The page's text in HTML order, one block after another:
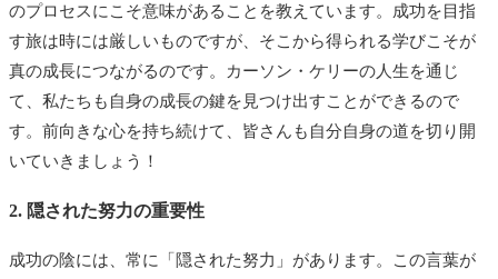
のプロセスにこそ意味があることを教えています。成功を目指
す旅は時には厳しいものですが、そこから得られる学びこそが
真の成長につながるのです。カーソン・ケリーの人生を通じ
て、私たちも自身の成長の鍵を見つけ出すことができるので
す。前向きな心を持ち続けて、皆さんも自分自身の道を切り開
いていきましょう！
2. 隠された努力の重要性
成功の陰には、常に「隠された努力」があります。この言葉が